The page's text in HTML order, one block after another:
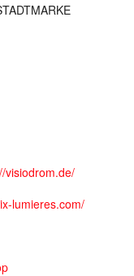
visiodrom.de/
lumieres.com/